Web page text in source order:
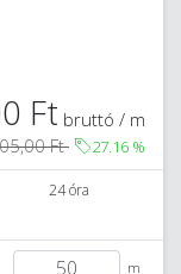
Ft bruttó / m
Ft
27.16 %
24 óra
m